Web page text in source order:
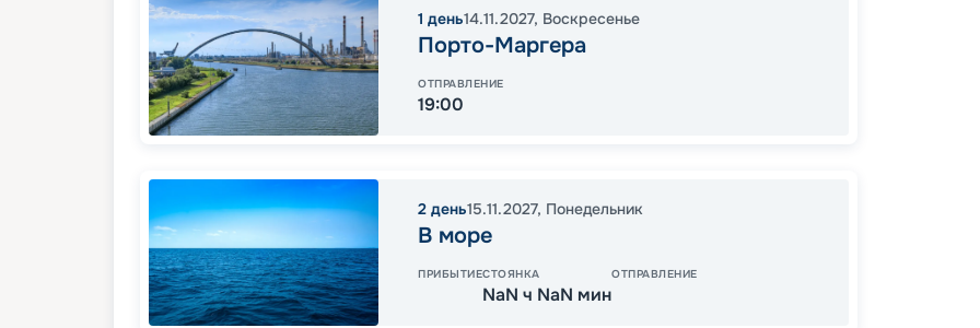
1 день14.11.2027, Воскресенье
Порто-Маргера
ОТПРАВЛЕНИЕ
19:00
2 день15.11.2027, Понедельник
В море
ПРИБЫТИЕСТОЯНКА
NaN ч NaN мин
ОТПРАВЛЕНИЕ